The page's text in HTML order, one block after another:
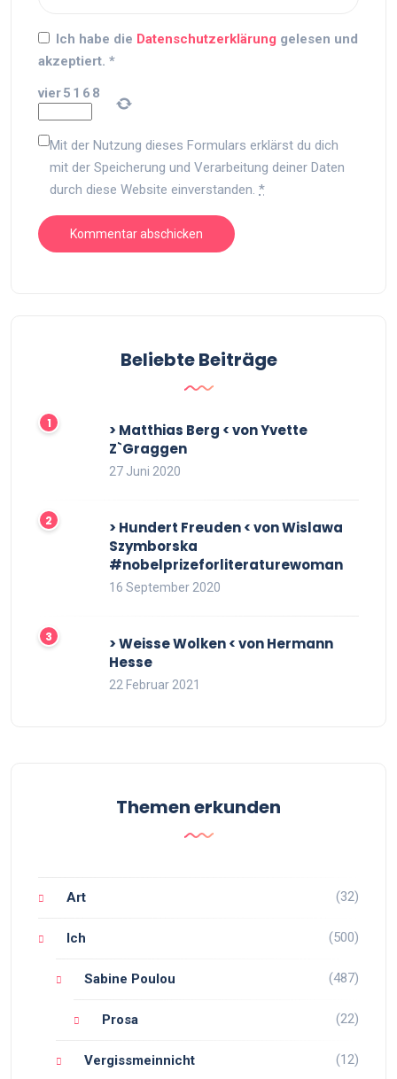
Ich habe die Datenschutzerklärung gelesen und
akzeptiert. *
vier5 1 6 8
Mit der Nutzung dieses Formulars erklärst du dich
mit der Speicherung und Verarbeitung deiner Daten
durch diese Website einverstanden. *
Beliebte Beiträge
> Matthias Berg < von Yvette
Z`Graggen
27 Juni 2020
> Hundert Freuden < von Wislawa
Szymborska
#nobelprizeforliteraturewoman
16 September 2020
> Weisse Wolken < von Hermann
Hesse
22 Februar 2021
Themen erkunden
Art (32)
Ich (500)
Sabine Poulou (487)
Prosa (22)
Vergissmeinnicht (12)